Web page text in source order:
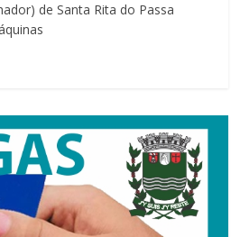
de Santa Rita do Passa